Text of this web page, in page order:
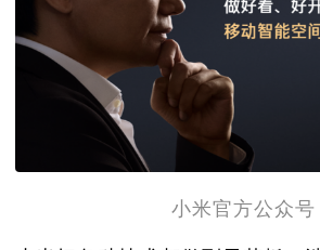
小米官方公众号